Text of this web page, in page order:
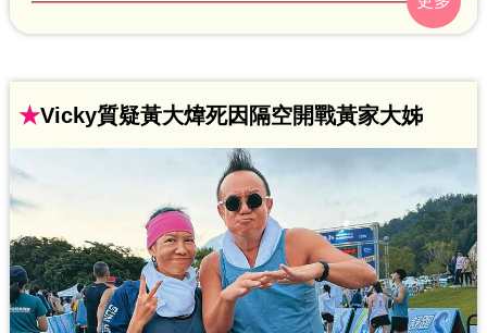
★Vicky質疑黃大煒死因隔空開戰黃家大姊